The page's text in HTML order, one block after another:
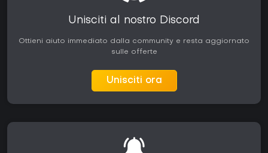
Unisciti al nostro Discord
Ottieni aiuto immediato dalla community e resta aggiornato
sulle offerte
Unisciti ora